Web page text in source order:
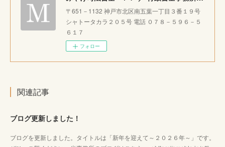
〒651－1132 神戸市北区南五葉一丁目３番１９号
シャトータカラ２０５号 電話 ０７８－５９６－５
６１７
フォロー
関連記事
ブログ更新しました！
ブログを更新しました。タイトルは「新年を迎えて～２０２６年～」です。